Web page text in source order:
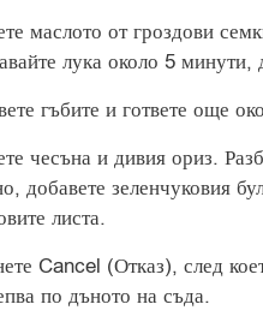
маслото от гроздови
лука около 5 минути,
гъбите и гответе още
чесъна и дивия ориз.
добавете зеленчуковия
листа.
Cancel (Отказ), след
по дъното на съда.